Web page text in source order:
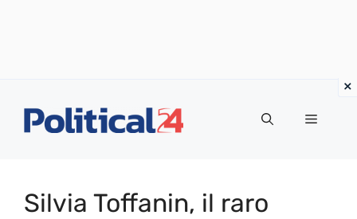
Menu
Silvia Toffanin, il raro